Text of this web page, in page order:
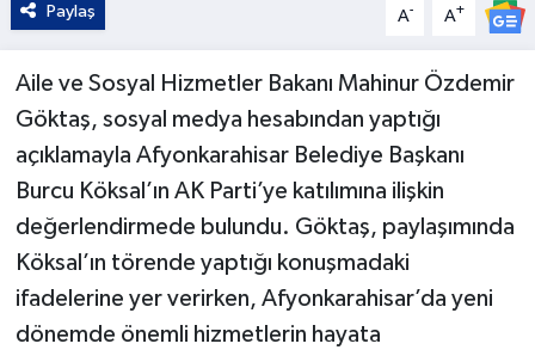
Paylaş A- A+
Aile ve Sosyal Hizmetler Bakanı Mahinur Özdemir
Göktaş, sosyal medya hesabından yaptığı
açıklamayla Afyonkarahisar Belediye Başkanı
Burcu Köksal’ın AK Parti’ye katılımına ilişkin
değerlendirmede bulundu. Göktaş, paylaşımında
Köksal’ın törende yaptığı konuşmadaki
ifadelerine yer verirken, Afyonkarahisar’da yeni
dönemde önemli hizmetlerin hayata